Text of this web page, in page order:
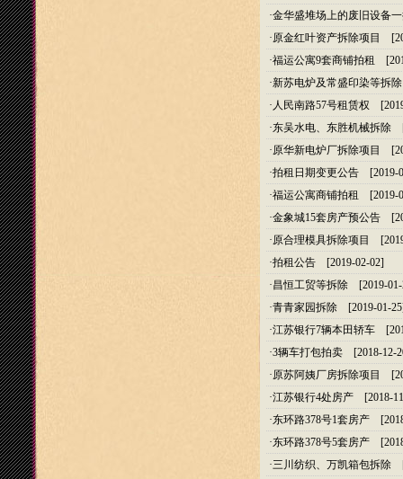
·金华盛堆场上的废旧设备
·原金红叶资产拆除项目
·福运公寓9套商铺拍租
·新苏电炉及常盛印染等拆除
· 人民南路57号租赁权
·东吴水电、东胜机械拆除
·原华新电炉厂拆除项目
·拍租日期变更公告 [2019-
·福运公寓商铺拍租
[2019-
·金象城15套房产预公告
·原合理模具拆除项目
·拍租公告 [2019-02-02]
·昌恒工贸等拆除 [2019-
·青青家园拆除 [2019-01-
·江苏银行7辆本田轿车
·3辆车打包拍卖 [2018-12-
·原苏阿姨厂房拆除项目
·江苏银行4处房产 [2018-
·东环路378号1套房产
·东环路378号5套房产
·三川纺织、万凯箱包拆除